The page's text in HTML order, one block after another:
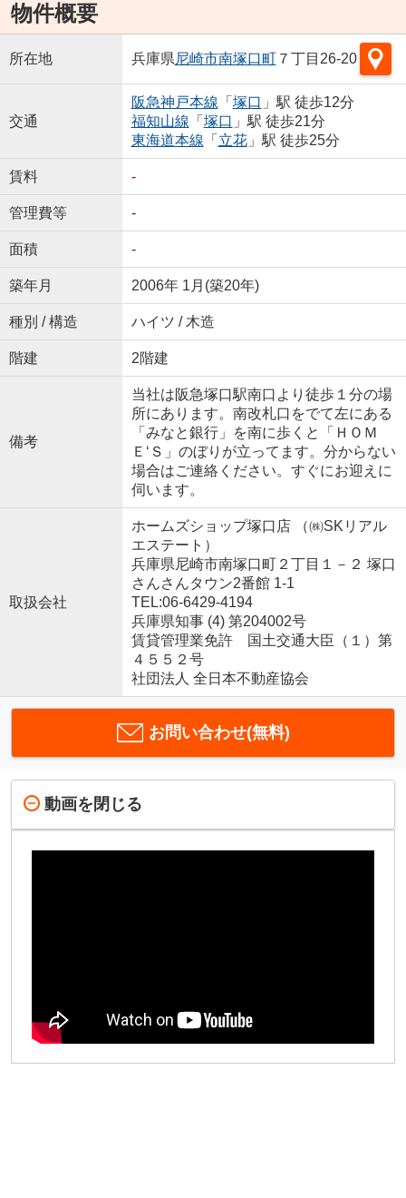
物件概要
所在地 兵庫県尼崎市南塚口町７丁目26-20
交通
阪急神戸本線 「 塚口 」駅 徒歩12分
福知山線 「 塚口 」駅 徒歩21分
東海道本線 「 立花」駅 徒歩25分
賃料 -
管理費等 -
面積 -
築年月 2006年 1月(築20年)
種別 / 構造 ハイツ / 木造
階建 2階建
備考
当社は阪急塚口駅南口より徒歩１分の場
所にあります。南改札口をでて左にある
「みなと銀行」を南に歩くと「ＨＯＭ
Ｅ‘Ｓ」のぼりが立ってます。分からない
場合はご連絡ください。すぐにお迎えに
伺います。
取扱会社
ホームズショップ塚口店 （㈱SKリアル
エステート）
兵庫県尼崎市南塚口町２丁目１－２ 塚口
さんさんタウン2番館 1-1
TEL:06-6429-4194
兵庫県知事 (4) 第204002号
賃貸管理業免許 国土交通大臣（１）第
４５５２号
社団法人 全日本不動産協会
お問い合わせ(無料)
動画を閉じる